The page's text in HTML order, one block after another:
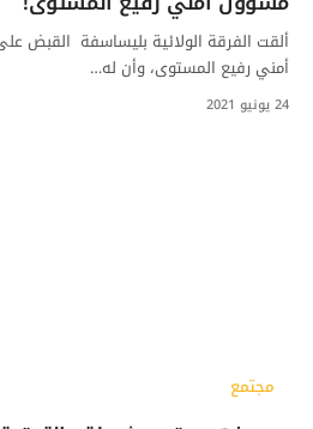
ألقت الفرقة الولائية بليساسفة
أمني رفيع المستوى، وأن له…
24 يونيو 2021
مجتمع